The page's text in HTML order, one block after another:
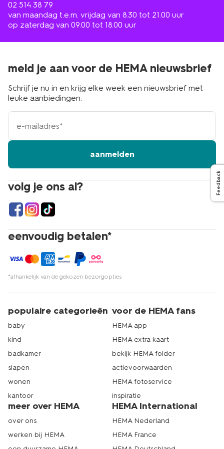
02 514 38 79
van maandag t.e.m. vrijdag van 8.30 tot 21.00 uur
op zaterdag van 09.00 tot 18.00 uur
volg je ons al?
eenvoudig betalen*
*afhankelijk van de gekozen bezorgopties
meld je aan voor de HEMA nieuwsbrief
Schrijf je nu in en krijg elke week een nieuwsbrief met
leuke aanbiedingen.
e-
mailadres
aanmelden
populaire categorieën
baby
kind
badkamer
slapen
wonen
kantoor
voor de HEMA fans
HEMA app
HEMA extra kaart
bekijk HEMA folder
actievoorwaarden
HEMA fotoservice
inspiratie
meer over HEMA
over ons
werken bij HEMA
HEMA International
HEMA Nederland
HEMA France
Feedback